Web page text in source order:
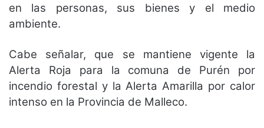
en las personas, sus bienes y el medio
ambiente.
Cabe señalar, que se mantiene vigente la
Alerta Roja para la comuna de Purén por
incendio forestal y la Alerta Amarilla por calor
intenso en la Provincia de Malleco.